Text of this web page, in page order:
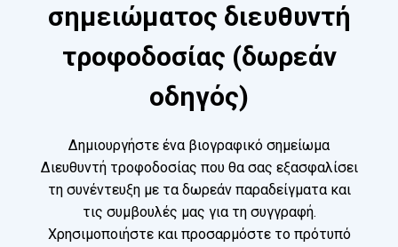
σημειώματος διευθυντή
τροφοδοσίας (δωρεάν
οδηγός)
Δημιουργήστε ένα βιογραφικό σημείωμα
Διευθυντή τροφοδοσίας που θα σας εξασφαλίσει
τη συνέντευξη με τα δωρεάν παραδείγματα και
τις συμβουλές μας για τη συγγραφή.
Χρησιμοποιήστε και προσαρμόστε το πρότυπό